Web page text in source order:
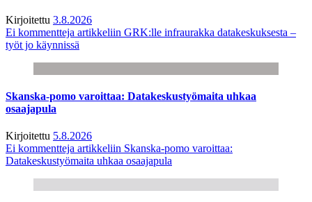
Kirjoitettu 3.8.2026
Ei kommentteja artikkeliin GRK:lle infraurakka datakeskuksesta –
työt jo käynnissä
Skanska-pomo varoittaa: Datakeskustyömaita uhkaa
osaajapula
Kirjoitettu 5.8.2026
Ei kommentteja artikkeliin Skanska-pomo varoittaa:
Datakeskustyömaita uhkaa osaajapula